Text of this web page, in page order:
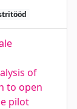
of
to open
pilot